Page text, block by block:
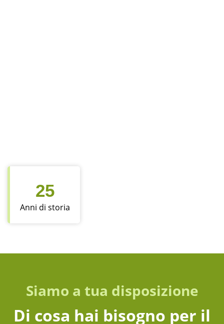
25
Anni di storia
Siamo a tua disposizione
Di cosa hai bisogno per il